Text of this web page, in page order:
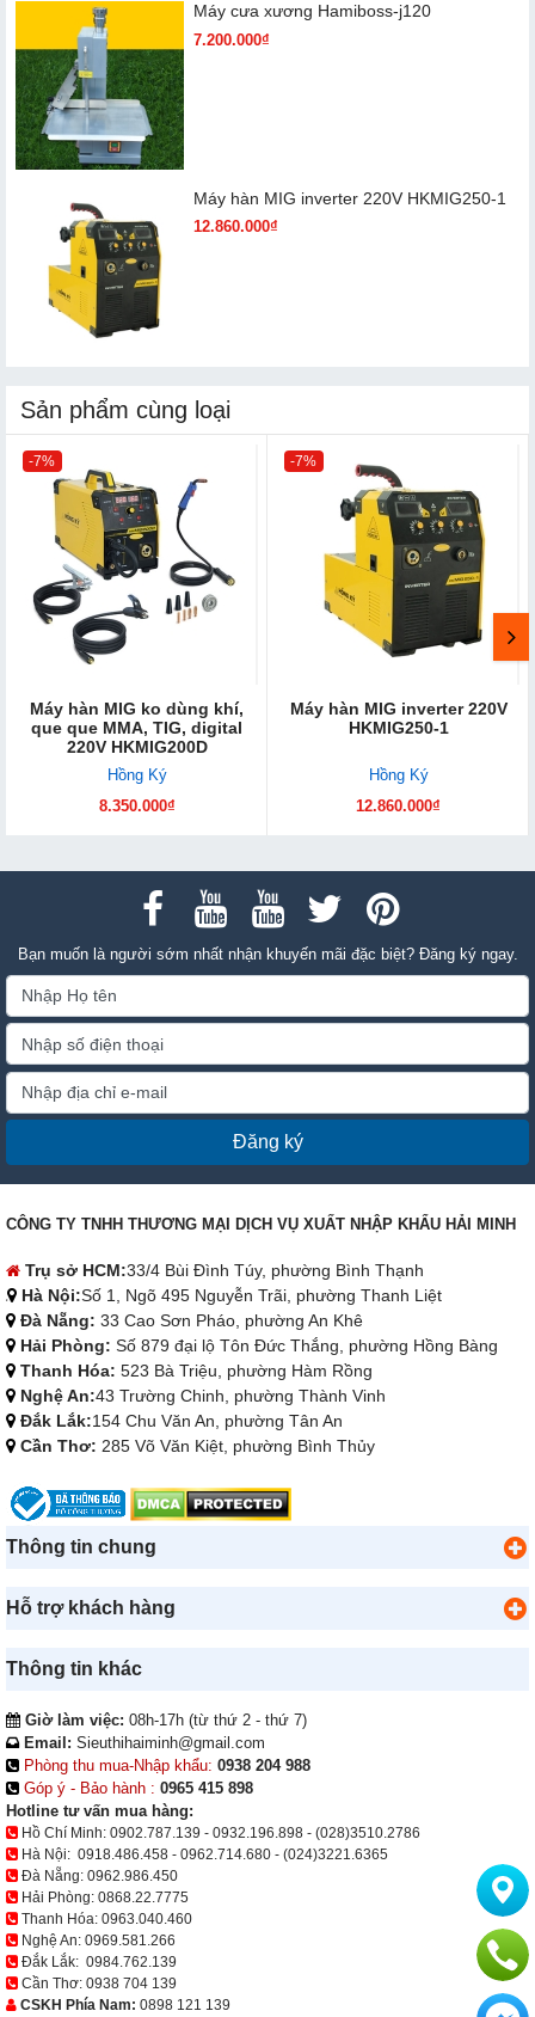
Máy cưa xương Hamiboss-j120
7.200.000₫
Máy hàn MIG inverter 220V HKMIG250-1
12.860.000₫
Sản phẩm cùng loại
-7%
Máy hàn MIG ko dùng khí,
que que MMA, TIG, digital
220V HKMIG200D
Hồng Ký
8.350.000₫
-7%
Máy hàn MIG inverter 220V
HKMIG250-1
Hồng Ký
12.860.000₫
Bạn muốn là người sớm nhất nhận khuyến mãi đặc biệt? Đăng ký ngay.
Đăng ký
CÔNG TY TNHH THƯƠNG MẠI DỊCH VỤ XUẤT NHẬP KHẨU HẢI MINH
Trụ sở HCM:33/4 Bùi Đình Túy, phường Bình Thạnh
Hà Nội:Số 1, Ngõ 495 Nguyễn Trãi, phường Thanh Liệt
Đà Nẵng: 33 Cao Sơn Pháo, phường An Khê
Hải Phòng: Số 879 đại lộ Tôn Đức Thắng, phường Hồng Bàng
Thanh Hóa: 523 Bà Triệu, phường Hàm Rồng
Nghệ An:43 Trường Chinh, phường Thành Vinh
Đắk Lắk:154 Chu Văn An, phường Tân An
Cần Thơ: 285 Võ Văn Kiệt, phường Bình Thủy
Thông tin chung
Hỗ trợ khách hàng
Thông tin khác
Giờ làm việc: 08h-17h (từ thứ 2 - thứ 7)
Email: Sieuthihaiminh@gmail.com
Phòng thu mua-Nhập khẩu: 0938 204 988
Góp ý - Bảo hành : 0965 415 898
Hotline tư vấn mua hàng:
Hồ Chí Minh: 0902.787.139 - 0932.196.898 - (028)3510.2786
Hà Nội: 0918.486.458 - 0962.714.680 - (024)3221.6365
Đà Nẵng: 0962.986.450
Hải Phòng: 0868.22.7775
Thanh Hóa: 0963.040.460
Nghệ An: 0969.581.266
Đắk Lắk: 0984.762.139
Cần Thơ: 0938 704 139
CSKH Phía Nam: 0898 121 139